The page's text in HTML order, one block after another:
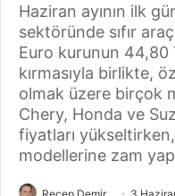
Haziran ayının ilk
sektöründe sıfır
Euro kurunun 44,80
kırmasıyla birlikte,
olmak üzere birçok
Chery, Honda ve
fiyatları
modellerine zam